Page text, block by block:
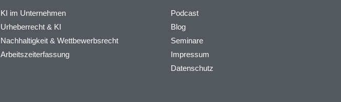
KI im Unternehmen
Urheberrecht & KI
Nachhaltigkeit & Wettbewerbsrecht
Arbeitszeiterfassung
Podcast
Blog
Seminare
Impressum
Datenschutz